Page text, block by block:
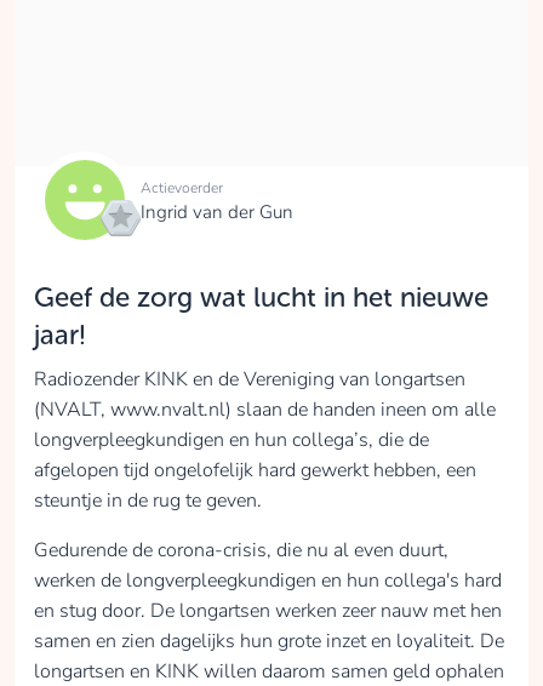
Actievoerder
Ingrid van der Gun
Geef de zorg wat lucht in het nieuwe
jaar!
Radiozender KINK en de Vereniging van longartsen
(NVALT, www.nvalt.nl) slaan de handen ineen om alle
longverpleegkundigen en hun collega’s, die de
afgelopen tijd ongelofelijk hard gewerkt hebben, een
steuntje in de rug te geven.
Gedurende de corona-crisis, die nu al even duurt,
werken de longverpleegkundigen en hun collega's hard
en stug door. De longartsen werken zeer nauw met hen
samen en zien dagelijks hun grote inzet en loyaliteit. De
longartsen en KINK willen daarom samen geld ophalen